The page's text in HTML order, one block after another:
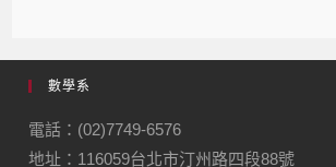
數學系
電話：(02)7749-6576
地址：116059台北市汀州路四段88號